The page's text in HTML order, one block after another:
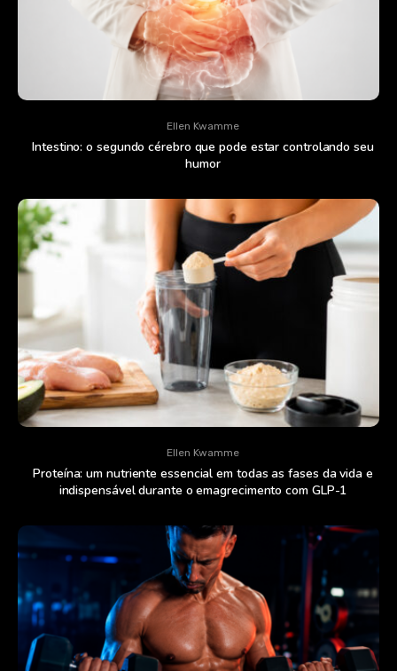
Ellen Kwamme
Intestino: o segundo cérebro que pode estar controlando seu
humor
Ellen Kwamme
Proteína: um nutriente essencial em todas as fases da vida e
indispensável durante o emagrecimento com GLP-1